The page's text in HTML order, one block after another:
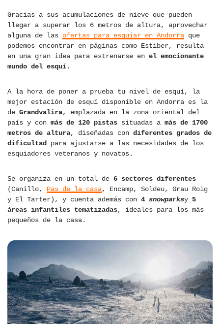
Gracias a sus acumulaciones de nieve que pueden
llegar a superar los 6 metros de altura, aprovechar
alguna de las ofertas para esquiar en Andorra que
podemos encontrar en páginas como Estiber, resulta
en una gran idea para estrenarse en el emocionante
mundo del esquí.
A la hora de poner a prueba tu nivel de esquí, la
mejor estación de esquí disponible en Andorra es la
de Grandvalira, emplazada en la zona oriental del
país y con más de 120 pistas situadas a más de 1700
metros de altura, diseñadas con diferentes grados de
dificultad para ajustarse a las necesidades de los
esquiadores veteranos y novatos.
Se organiza en un total de 6 sectores diferentes
(Canillo, Pas de la casa, Encamp, Soldeu, Grau Roig
y El Tarter), y cuenta además con 4 snowparksy 5
áreas infantiles tematizadas, ideales para los más
pequeños de la casa.